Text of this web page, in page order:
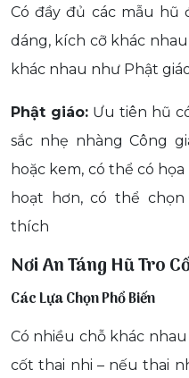
Có đầy đủ các mẫu hũ
dáng, kích cỡ khác
khác nhau như Phật
Phật giáo:Ưu tiên hũ
sắc nhẹ nhàng Công
hoặc kem, có thể có
hoạt hơn, có thể
thích
Nơi An Táng Hũ Tro
Các Lựa Chọn Phổ Biến
Có nhiều chỗ khác
cốt thai nhi – nếu thai